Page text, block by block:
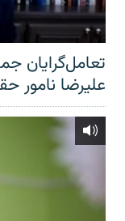
تعامل‌گرایان
علیرضا نامور